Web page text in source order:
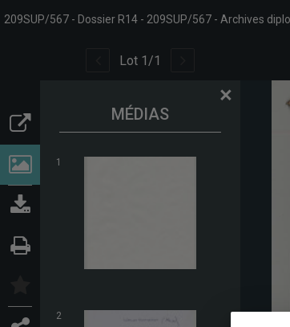
209SUP/567 - Dossier R14 209SUP/567 Archives
Lot 1 /1
MÉDIAS
×
1
2